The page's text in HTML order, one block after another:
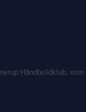
Håndboldklub,